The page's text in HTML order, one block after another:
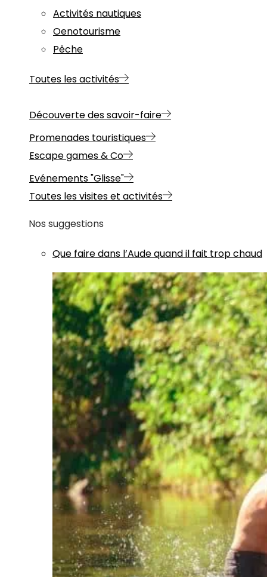
Activités nautiques
Oenotourisme
Pêche
Toutes les activités
Découverte des savoir-faire
Promenades touristiques
Escape games & Co
Evénements "Glisse"
Toutes les visites et activités
Nos suggestions
Que faire dans l’Aude quand il fait trop chaud